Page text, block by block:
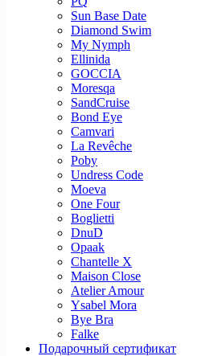
Sun Base Date
Diamond Swim
My Nymph
Ellinida
GOCCIA
Moresqa
SandCruise
Bond Eye
Camvari
La Revêche
Poby
Undress Code
Moeva
One Four
Boglietti
DnuD
Opaak
Chantelle X
Maison Close
Atelier Amour
Ysabel Mora
Bye Bra
Falke
Подарочный сертификат